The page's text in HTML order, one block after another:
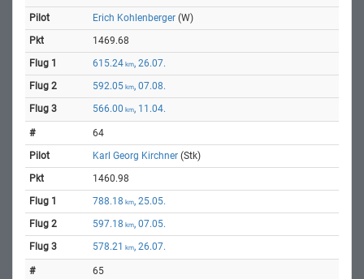
Erich Kohlenberger (W)
1469.68
615.24 km, 26.07.
592.05 km, 07.08.
566.00 km, 11.04.
64
Karl Georg Kirchner (Stk)
1460.98
788.18 km, 25.05.
597.18 km, 07.05.
578.21 km, 26.07.
65